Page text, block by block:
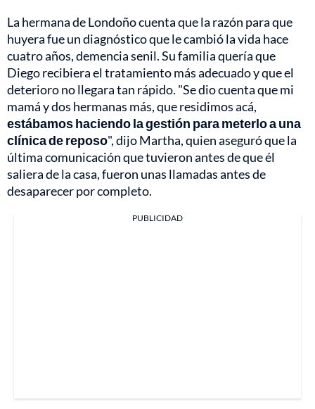
La hermana de Londoño cuenta que la razón para que
huyera fue un diagnóstico que le cambió la vida hace
cuatro años, demencia senil. Su familia quería que
Diego recibiera el tratamiento más adecuado y que el
deterioro no llegara tan rápido. "Se dio cuenta que mi
mamá y dos hermanas más, que residimos acá,
estábamos haciendo la gestión para meterlo a una
clínica de reposo", dijo Martha, quien aseguró que la
última comunicación que tuvieron antes de que él
saliera de la casa, fueron unas llamadas antes de
desaparecer por completo.
PUBLICIDAD